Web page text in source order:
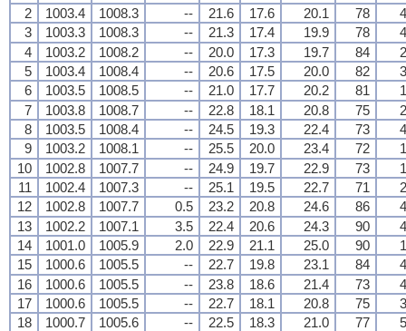
2
1003.4 1008.3 -- 21.6 17.6 20.1 78
3
1003.3 1008.3 -- 21.3 17.4 19.9 78
4
1003.2 1008.2 -- 20.0 17.3 19.7 84
5
1003.4 1008.4 -- 20.6 17.5 20.0 82
6
1003.5 1008.5 -- 21.0 17.7 20.2 81
7
1003.8 1008.7 -- 22.8 18.1 20.8 75
8
1003.5 1008.4 -- 24.5 19.3 22.4 73
9
1003.2 1008.1 -- 25.5 20.0 23.4 72
10
1002.8 1007.7 -- 24.9 19.7 22.9 73
11
1002.4 1007.3 -- 25.1 19.5 22.7 71
12
1002.8 1007.7 0.5 23.2 20.8 24.6 86
13
1002.2 1007.1 3.5 22.4 20.6 24.3 90
14
1001.0 1005.9 2.0 22.9 21.1 25.0 90
15
1000.6 1005.5 -- 22.7 19.8 23.1 84
16
1000.6 1005.5 -- 23.8 18.6 21.4 73
17
1000.6 1005.5 -- 22.7 18.1 20.8 75
18
1000.7 1005.6 -- 22.5 18.3 21.0 77